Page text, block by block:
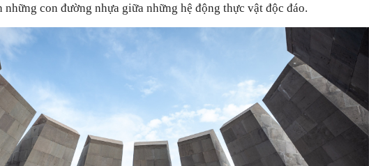
những con đường nhựa giữa những hệ động thực vật độc đáo.